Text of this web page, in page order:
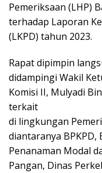
Pemeriksaan (LHP)
terhadap Laporan
(LKPD) tahun 2023.
Rapat dipimpin
didampingi Wakil
Komisi II, Mulyadi
terkait
di lingkungan
diantaranya BPKPD,
Penanaman Modal
Pangan, Dinas